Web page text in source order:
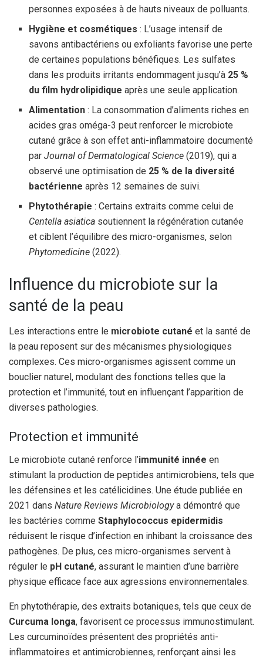
personnes exposées à de hauts niveaux de polluants.
Hygiène et cosmétiques : L’usage intensif de
savons antibactériens ou exfoliants favorise une perte
de certaines populations bénéfiques. Les sulfates
dans les produits irritants endommagent jusqu’à 25 %
du film hydrolipidique après une seule application.
Alimentation : La consommation d’aliments riches en
acides gras oméga-3 peut renforcer le microbiote
cutané grâce à son effet anti-inflammatoire documenté
parJournal of Dermatological Science (2019), qui a
observé une optimisation de 25 % de la diversité
bactérienne après 12 semaines de suivi.
Phytothérapie : Certains extraits comme celui de
Centella asiatica soutiennent la régénération cutanée
et ciblent l’équilibre des micro-organismes, selon
Phytomedicine (2022).
Influence du microbiote sur la
santé de la peau
Les interactions entre le microbiote cutané et la santé de
la peau reposent sur des mécanismes physiologiques
complexes. Ces micro-organismes agissent comme un
bouclier naturel, modulant des fonctions telles que la
protection et l’immunité, tout en influençant l’apparition de
diverses pathologies.
Protection et immunité
Le microbiote cutané renforce l’immunité innée en
stimulant la production de peptides antimicrobiens, tels que
les défensines et les catélicidines. Une étude publiée en
2021 dans Nature Reviews Microbiologya démontré que
les bactéries comme Staphylococcus epidermidis
réduisent le risque d’infection en inhibant la croissance des
pathogènes. De plus, ces micro-organismes servent à
réguler le pH cutané, assurant le maintien d’une barrière
physique efficace face aux agressions environnementales.
En phytothérapie, des extraits botaniques, tels que ceux de
Curcuma longa, favorisent ce processus immunostimulant.
Les curcuminoïdes présentent des propriétés anti-
inflammatoires et antimicrobiennes, renforçant ainsi les